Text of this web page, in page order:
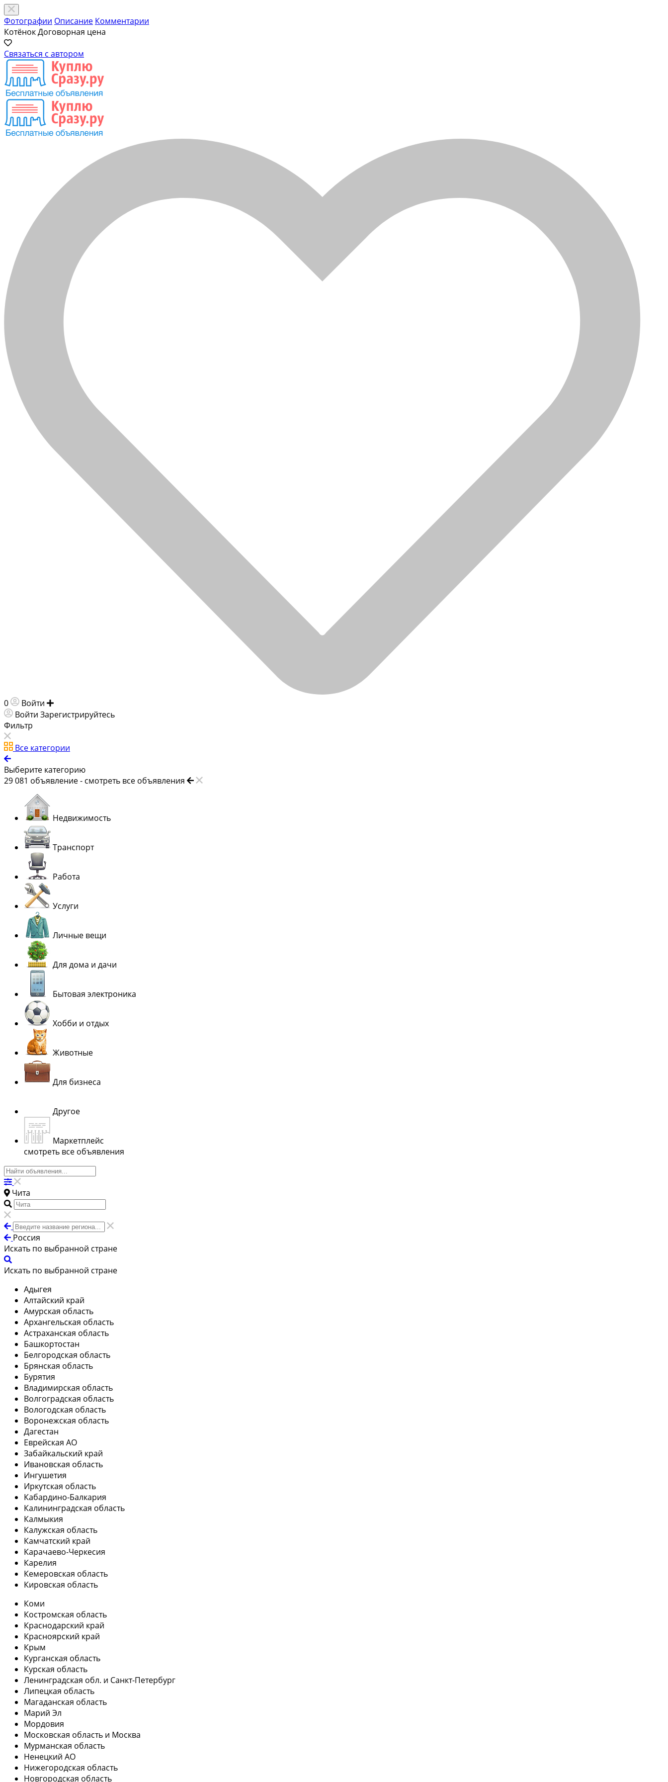
Фотографии Описание Комментарии
КотёнокДоговорная цена
Связаться с автором
0 Войти
Войти Зарегистрируйтесь
Фильтр
Все категории
Выберите категорию
29 081 объявление - смотреть все объявления
Недвижимость
Транспорт
Работа
Услуги
Личные вещи
Для дома и дачи
Бытовая электроника
Хобби и отдых
Животные
Для бизнеса
Другое
Маркетплейс
смотреть все объявления
Чита
Россия
Искать по выбранной стране
Искать по выбранной стране
Адыгея
Алтайский край
Амурская область
Архангельская область
Астраханская область
Башкортостан
Белгородская область
Брянская область
Бурятия
Владимирская область
Волгоградская область
Вологодская область
Воронежская область
Дагестан
Еврейская АО
Забайкальский край
Ивановская область
Ингушетия
Иркутская область
Кабардино-Балкария
Калининградская область
Калмыкия
Калужская область
Камчатский край
Карачаево-Черкесия
Карелия
Кемеровская область
Кировская область
Коми
Костромская область
Краснодарский край
Красноярский край
Крым
Курганская область
Курская область
Ленинградская обл. и Санкт-Петербург
Липецкая область
Магаданская область
Марий Эл
Мордовия
Московская область и Москва
Мурманская область
Ненецкий АО
Нижегородская область
Новгородская область